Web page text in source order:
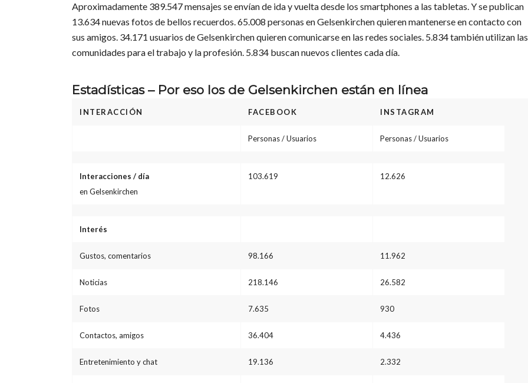
Aproximadamente 389.547 mensajes se envían de ida y vuelta desde los smartphones a las tabletas. Y se publican
13.634 nuevas fotos de bellos recuerdos. 65.008 personas en Gelsenkirchen quieren mantenerse en contacto con
sus amigos. 34.171 usuarios de Gelsenkirchen quieren comunicarse en las redes sociales. 5.834 también utilizan las
comunidades para el trabajo y la profesión. 5.834 buscan nuevos clientes cada día.
Estadísticas – Por eso los de Gelsenkirchen están en línea
INTERACCIÓN FACEBOOK INSTAGRAM
Personas / Usuarios Personas / Usuarios
Interacciones / día
en Gelsenkirchen
103.619 12.626
Interés
Gustos, comentarios 98.166 11.962
Noticias 218.146 26.582
Fotos 7.635 930
Contactos, amigos 36.404 4.436
Entretenimiento y chat 19.136 2.332